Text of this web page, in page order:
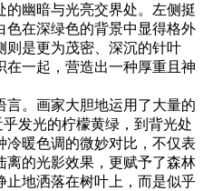
幽暗与光亮交界处。左侧挺
色在深绿色的背景中显得格外
则是更为茂密、深沉的针叶
一起，营造出一种厚重且神
。画家大胆地运用了大量的
发光的柠檬黄绿，到背光处
暖色调的微妙对比，不仅表
离的光影效果，更赋予了森林
止地洒落在树叶上，而是似乎